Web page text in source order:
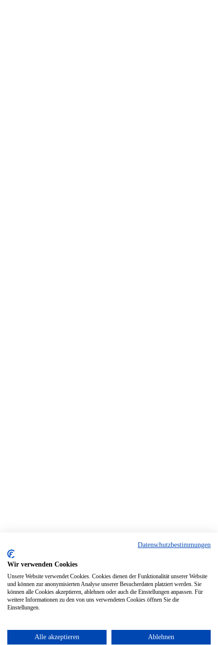
Datenschutzbestimmungen
Wir verwenden Cookies
Unsere Website verwendet Cookies. Cookies dienen der Funktionalität unserer Website
und können zur anonymisierten Analyse unserer Besucherdaten platziert werden. Sie
können alle Cookies akzeptieren, ablehnen oder auch die Einstellungen anpassen. Für
weitere Informationen zu den von uns verwendeten Cookies öffnen Sie die
Einstellungen.
Alle akzeptieren Ablehnen